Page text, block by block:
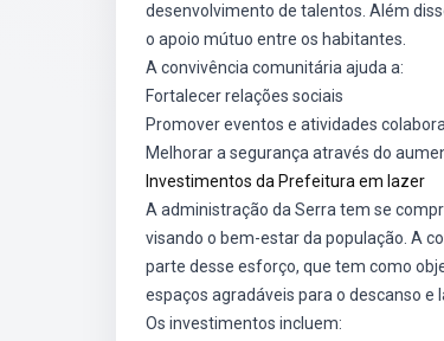
desenvolvimento de talentos. Além
o apoio mútuo entre os habitantes.
A convivência comunitária ajuda a:
Fortalecer relações sociais
Promover eventos e atividades
Melhorar a segurança através do
Investimentos da Prefeitura em lazer
A administração da Serra tem se
visando o bem-estar da população. A
parte desse esforço, que tem como
espaços agradáveis para o descanso e
Os investimentos incluem: